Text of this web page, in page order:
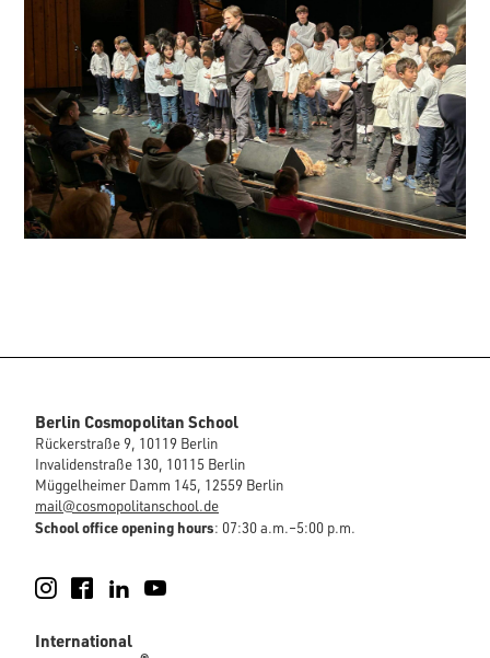
Berlin Cosmopolitan School
Rückerstraße 9, 10119 Berlin
Invalidenstraße 130, 10115 Berlin
Müggelheimer Damm 145, 12559 Berlin
mail@cosmopolitanschool.de
School office opening hours: 07:30 a.m.–5:00 p.m.
Instagram
FacebookLinkedIn
International